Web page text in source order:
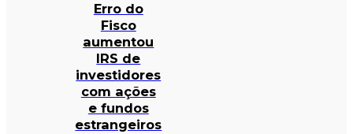
Erro do
Fisco
aumentou
IRS de
investidores
com ações
e fundos
estrangeiros